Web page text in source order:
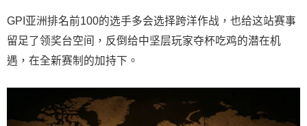
GPI亚洲排名前100的选手多会选择跨洋作战，也给这站赛事
留足了领奖台空间，反倒给中坚层玩家夺杯吃鸡的潜在机
遇，在全新赛制的加持下。